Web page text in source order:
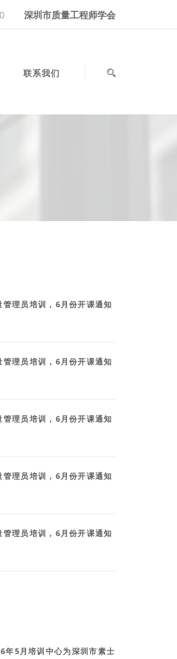
深圳市质量工程师学会
联系我们
理员培训，6月份开课通知
理员培训，6月份开课通知
理员培训，6月份开课通知
理员培训，6月份开课通知
理员培训，6月份开课通知
年5月培训中心为深圳市素士